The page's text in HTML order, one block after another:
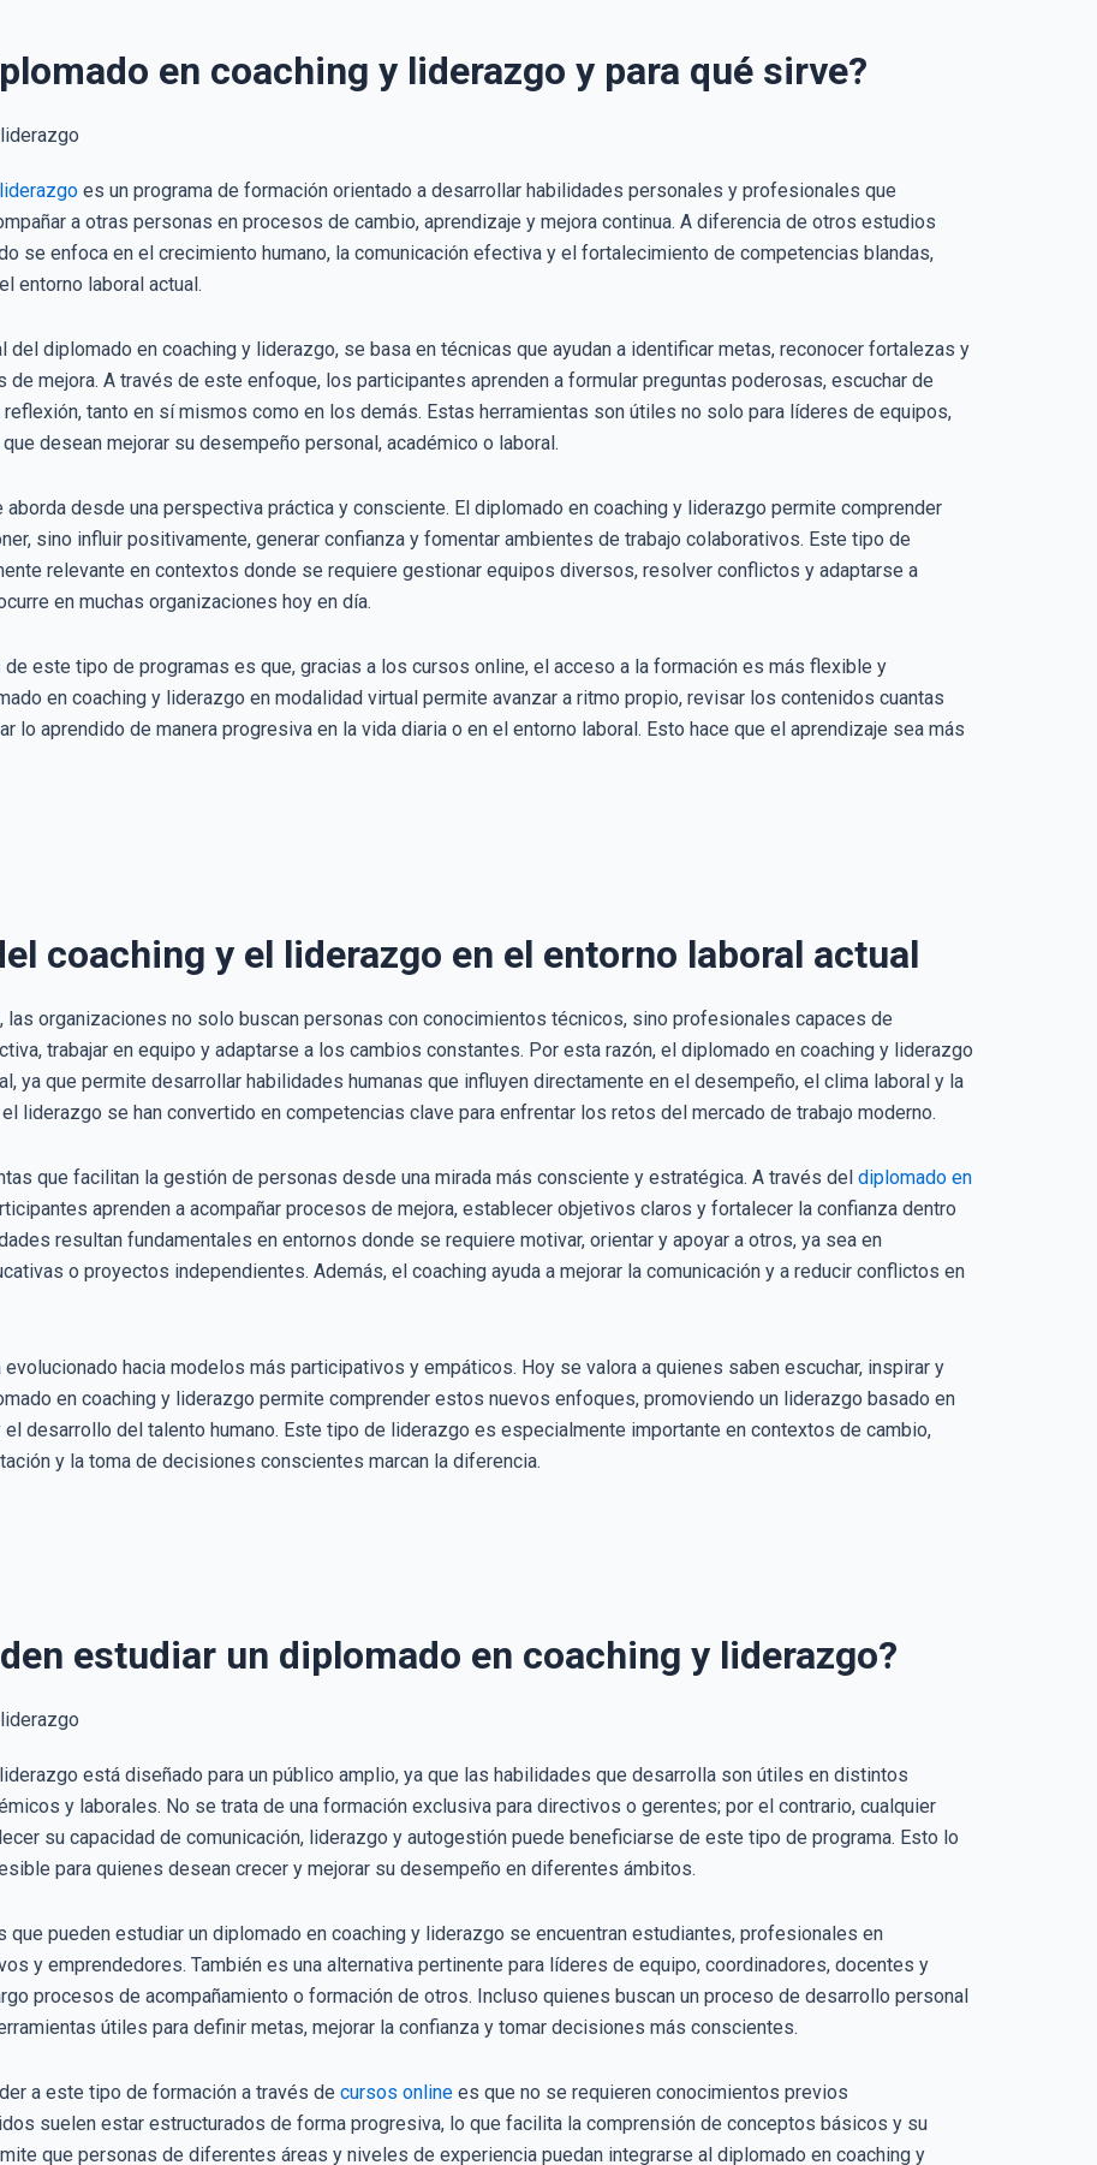
en coaching y liderazgo y para qué sirve?
es un programa de formación orientado a desarrollar habilidades personales y profesionales que
a otras personas en procesos de cambio, aprendizaje y mejora continua. A diferencia de otros estudios
se enfoca en el crecimiento humano, la comunicación efectiva y el fortalecimiento de competencias blandas,
entorno laboral actual.
del diplomado en coaching y liderazgo, se basa en técnicas que ayudan a identificar metas, reconocer fortalezas y
de mejora. A través de este enfoque, los participantes aprenden a formular preguntas poderosas, escuchar de
reflexión, tanto en sí mismos como en los demás. Estas herramientas son útiles no solo para líderes de equipos,
desean mejorar su desempeño personal, académico o laboral.
desde una perspectiva práctica y consciente. El diplomado en coaching y liderazgo permite comprender
sino influir positivamente, generar confianza y fomentar ambientes de trabajo colaborativos. Este tipo de
relevante en contextos donde se requiere gestionar equipos diversos, resolver conflictos y adaptarse a
en muchas organizaciones hoy en día.
de este tipo de programas es que, gracias a los cursos online, el acceso a la formación es más flexible y
en coaching y liderazgo en modalidad virtual permite avanzar a ritmo propio, revisar los contenidos cuantas
lo aprendido de manera progresiva en la vida diaria o en el entorno laboral. Esto hace que el aprendizaje sea más
coaching y el liderazgo en el entorno laboral actual
las organizaciones no solo buscan personas con conocimientos técnicos, sino profesionales capaces de
trabajar en equipo y adaptarse a los cambios constantes. Por esta razón, el diplomado en coaching y liderazgo
ya que permite desarrollar habilidades humanas que influyen directamente en el desempeño, el clima laboral y la
liderazgo se han convertido en competencias clave para enfrentar los retos del mercado de trabajo moderno.
que facilitan la gestión de personas desde una mirada más consciente y estratégica. A través del diplomado en
aprenden a acompañar procesos de mejora, establecer objetivos claros y fortalecer la confianza dentro
resultan fundamentales en entornos donde se requiere motivar, orientar y apoyar a otros, ya sea en
o proyectos independientes. Además, el coaching ayuda a mejorar la comunicación y a reducir conflictos en
hacia modelos más participativos y empáticos. Hoy se valora a quienes saben escuchar, inspirar y
en coaching y liderazgo permite comprender estos nuevos enfoques, promoviendo un liderazgo basado en
desarrollo del talento humano. Este tipo de liderazgo es especialmente importante en contextos de cambio,
y la toma de decisiones conscientes marcan la diferencia.
estudiar un diplomado en coaching y liderazgo?
está diseñado para un público amplio, ya que las habilidades que desarrolla son útiles en distintos
y laborales. No se trata de una formación exclusiva para directivos o gerentes; por el contrario, cualquier
su capacidad de comunicación, liderazgo y autogestión puede beneficiarse de este tipo de programa. Esto lo
para quienes desean crecer y mejorar su desempeño en diferentes ámbitos.
pueden estudiar un diplomado en coaching y liderazgo se encuentran estudiantes, profesionales en
y emprendedores. También es una alternativa pertinente para líderes de equipo, coordinadores, docentes y
procesos de acompañamiento o formación de otros. Incluso quienes buscan un proceso de desarrollo personal
útiles para definir metas, mejorar la confianza y tomar decisiones más conscientes.
a este tipo de formación a través de cursos online es que no se requieren conocimientos previos
suelen estar estructurados de forma progresiva, lo que facilita la comprensión de conceptos básicos y su
que personas de diferentes áreas y niveles de experiencia puedan integrarse al diplomado en coaching y